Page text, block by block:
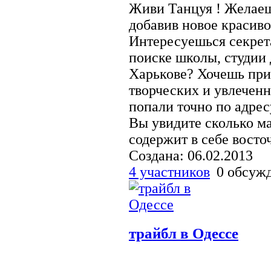
Живи Танцуя !
добавив новое
Интересуешься
поиске школы, студии
Харькове? Хочешь
творческих и
попали точно по
Вы увидите сколько
содержит в себе
Создана: 06.02.2013
4 участников 0
трайбл в Одессе